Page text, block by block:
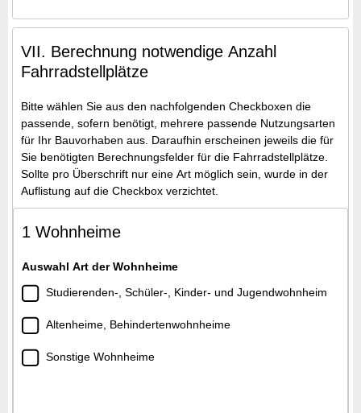
VII. Berechnung notwendige Anzahl
Fahrradstellplätze
Bitte wählen Sie aus den nachfolgenden Checkboxen die
passende, sofern benötigt, mehrere passende Nutzungsarten
für Ihr Bauvorhaben aus. Daraufhin erscheinen jeweils die für
Sie benötigten Berechnungsfelder für die Fahrradstellplätze.
Sollte pro Überschrift nur eine Art möglich sein, wurde in der
Auflistung auf die Checkbox verzichtet.
1 Wohnheime
Auswahl Art der Wohnheime
Studierenden-, Schüler-, Kinder- und Jugendwohnheim
Altenheime, Behindertenwohnheime
Sonstige Wohnheime